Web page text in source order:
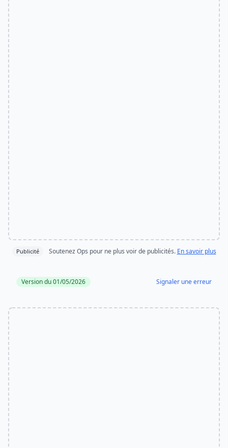
Publicité Soutenez Ops pour ne plus voir de publicités. En savoir plus
Version du 01/05/2026 Signaler une erreur